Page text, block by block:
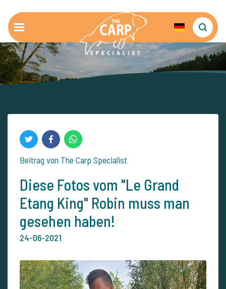
Beitrag von The Carp Specialist
Diese Fotos vom "Le Grand
Etang King" Robin muss man
gesehen haben!
24-06-2021